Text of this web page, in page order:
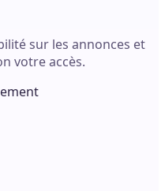
sur les annonces et
votre accès.